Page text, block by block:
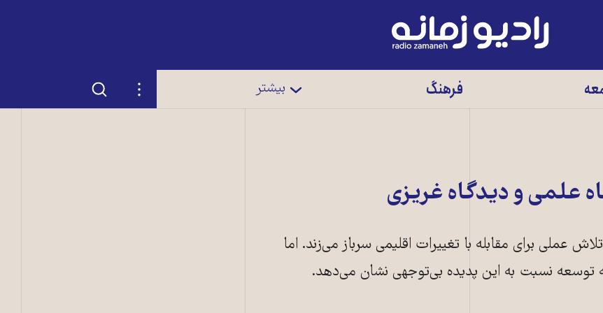
رادیو
زمانه
فرهنگ بیشتر تنظیمات جستجو
علمی و دیدگاه غریزی
عملی برای مقابله با تغییرات اقلیمی سرباز می‌زند. اما
توسعه نسبت به این پدیده بی‌توجهی نشان می‌دهد.